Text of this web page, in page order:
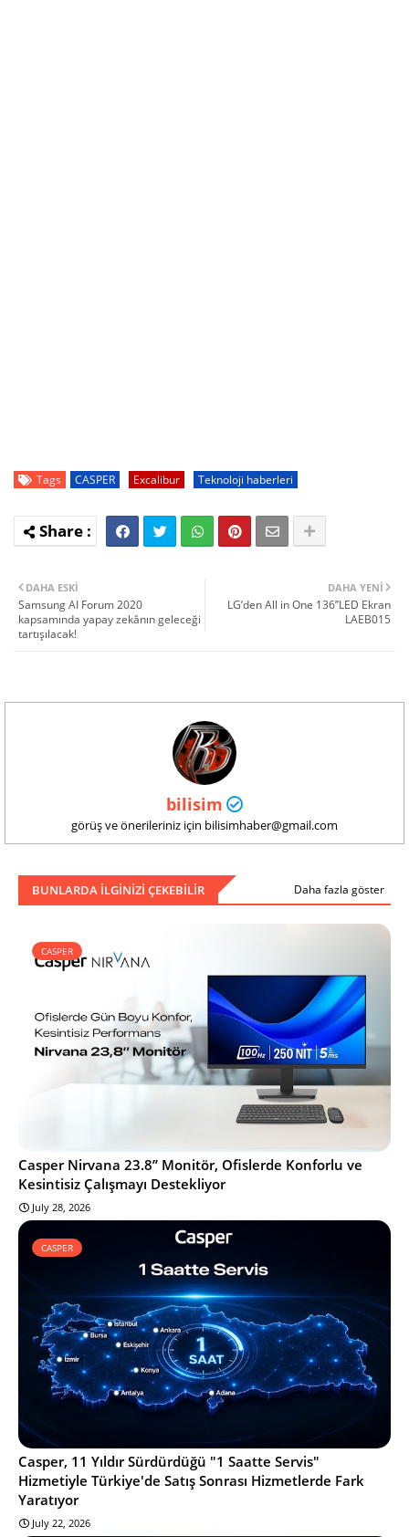
Tags CASPER Excalibur Teknoloji haberleri
DAHA YENI
LG’den All in One 136’’LED Ekran
LAEB015
DAHA ESKI
Samsung AI Forum 2020
kapsamında yapay zekânın geleceği
tartışılacak!
bilisim
görüş ve önerileriniz için bilisimhaber@gmail.com
BUNLARDA ILGINIZI ÇEKEBILIR Daha fazla göster
CASPER
Casper Nirvana 23.8’’ Monitör, Ofislerde Konforlu ve
Kesintisiz Çalışmayı Destekliyor
July 28, 2026
CASPER
Casper, 11 Yıldır Sürdürdüğü "1 Saatte Servis"
Hizmetiyle Türkiye'de Satış Sonrası Hizmetlerde Fark
Yaratıyor
July 22, 2026